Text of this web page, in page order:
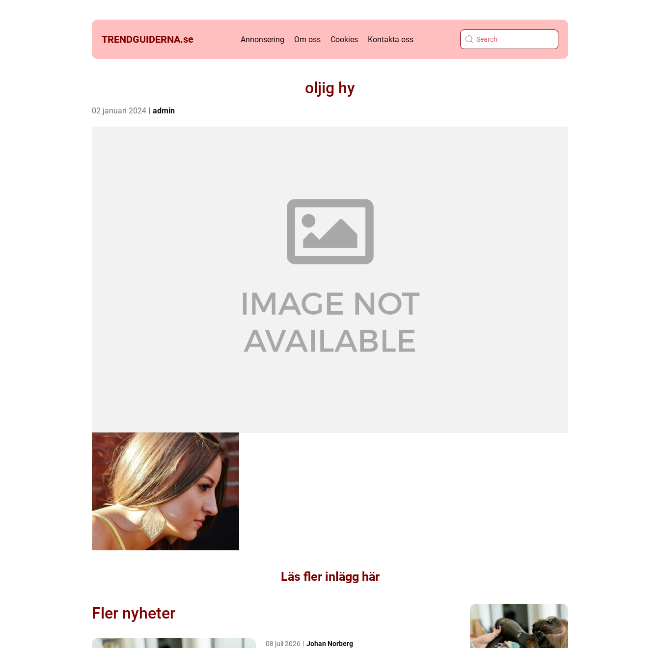
TRENDGUIDERNA.se Annonsering Om oss Cookies Kontakta oss
oljig hy
02 januari 2024 admin
Läs fler inlägg här
Fler nyheter
08 juli 2026 Johan Norberg